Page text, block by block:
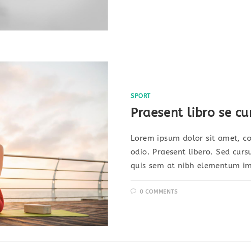
SPORT
Praesent libro se
Lorem ipsum dolor sit amet,
odio. Praesent libero. Sed
quis sem at nibh elementum
0 COMMENTS